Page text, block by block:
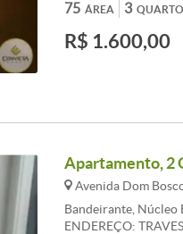
BANHEIRO SOCIAL
&lt;br&gt; &lt;br&gt;
061.3386-9000
&lt;br&gt; -
ÁREA
75 3
R$ 1.600,00
Apartamento, 2
Avenida Dom
Bandeirante, Núcleo
ENDEREÇO: